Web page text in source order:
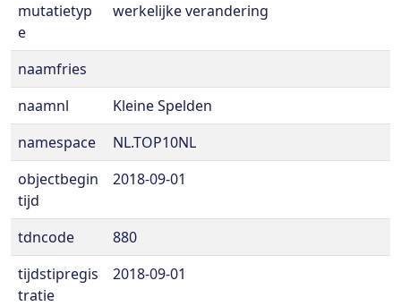
mutatietyp
e
werkelijke verandering
naamfries
naamnl
Kleine Spelden
namespace
NL.TOP10NL
objectbegin
tijd
2018-09-01
tdncode
880
tijdstipregis
tratie
2018-09-01